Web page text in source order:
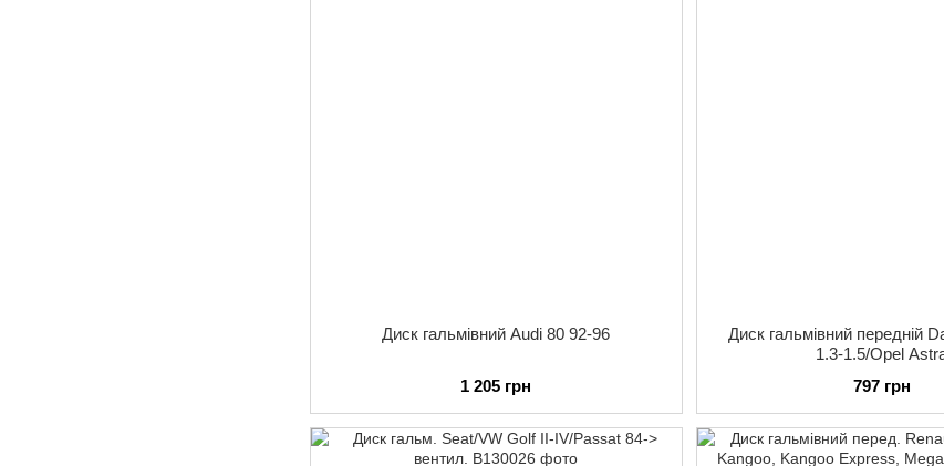
Диск гальмівний Audi 80 92-96
1 205 грн
Диск гальмівний передній
1.3-1.5/Opel
797 грн